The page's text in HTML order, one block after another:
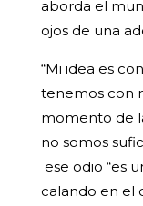
aborda el
ojos de una
“Mi idea es
tenemos con
momento de
no somos
ese odio “es
calando en el